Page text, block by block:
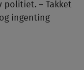
politiet. – Takket
ingenting